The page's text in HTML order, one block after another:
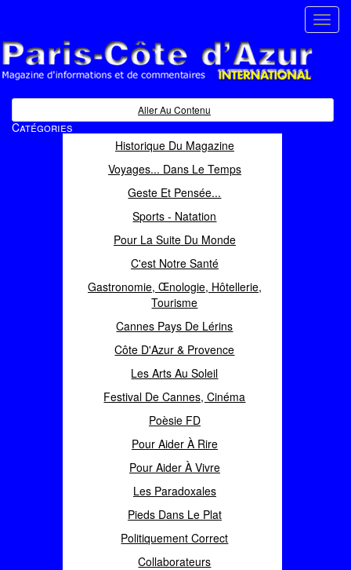
Magazine d'informations et de commentaires
Aller Au Contenu
Catégories
Historique Du Magazine
Voyages... Dans Le Temps
Geste Et Pensée...
Sports - Natation
Pour La Suite Du Monde
C'est Notre Santé
Gastronomie, Œnologie, Hôtellerie,
Tourisme
Cannes Pays De Lérins
Côte D'Azur & Provence
Les Arts Au Soleil
Festival De Cannes, Cinéma
Poèsie FD
Pour Aider À Rire
Pour Aider À Vivre
Les Paradoxales
Pieds Dans Le Plat
Politiquement Correct
Collaborateurs